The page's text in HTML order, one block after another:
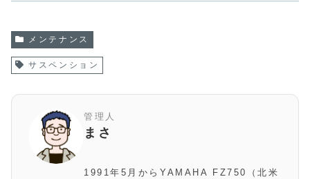
メンテナンス
サスペンション
管理人
まさ
1991年5月からYAMAHA FZ750（北米